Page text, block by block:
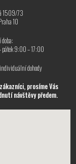
1509/73
10
pátek 9:00 – 17:00
dohody
prosíme Vás
návštěvy předem.